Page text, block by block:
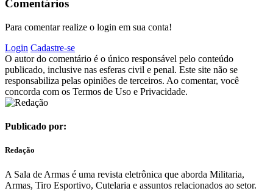
Comentários
Para comentar realize o login em sua conta!
Login Cadastre-se
O autor do comentário é o único responsável pelo conteúdo
publicado, inclusive nas esferas civil e penal. Este site não se
responsabiliza pelas opiniões de terceiros. Ao comentar, você
concorda com os Termos de Uso e Privacidade.
Publicado por:
Redação
A Sala de Armas é uma revista eletrônica que aborda Militaria,
Armas, Tiro Esportivo, Cutelaria e assuntos relacionados ao setor.